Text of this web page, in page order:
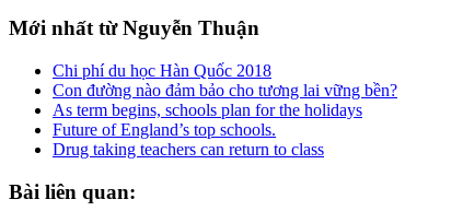
Mới nhất từ Nguyễn Thuận
Chi phí du học Hàn Quốc 2018
Con đường nào đảm bảo cho tương lai vững bền?
As term begins, schools plan for the holidays
Future of England’s top schools.
Drug taking teachers can return to class
Bài liên quan: